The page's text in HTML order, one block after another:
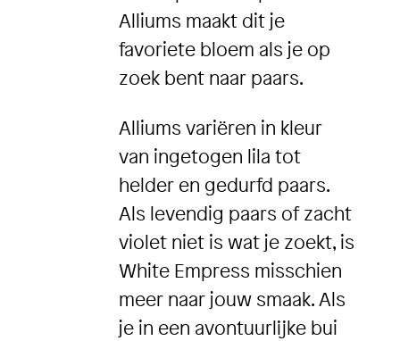
Alliums maakt dit je
favoriete bloem als je op
zoek bent naar paars.
Alliums variëren in kleur
van ingetogen lila tot
helder en gedurfd paars.
Als levendig paars of zacht
violet niet is wat je zoekt, is
White Empress misschien
meer naar jouw smaak. Als
je in een avontuurlijke bui